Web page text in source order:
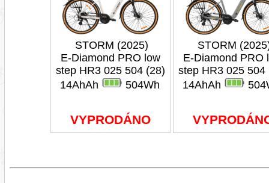
STORM (2025)
E-Diamond PRO low
step HR3 025 504 (28)
14AhAh
504Wh
VYPRODÁNO
STORM
E-Diamond PRO
step HR3 025 504
14AhAh